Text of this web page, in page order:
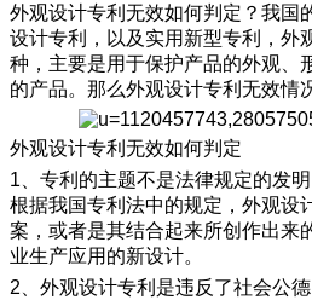
外观设计专利无效如何判定？我国
设计专利，以及实用新型专利，外
种，主要是用于保护产品的外观、
的产品。那么外观设计专利无效情
外观设计专利无效如何判定
1、 专利的主题不是法律规定的发
根据我国专利法中的规定，外观设
案，或者是其结合起来所创作出来
业生产应用的新设计。
2、 外观设计专利是违反了社会公